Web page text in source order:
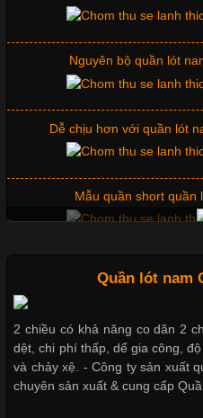
Những Mẫu Áo Thun
Chuộng
Cập nhật 2026-
Trong môi trường kinh doanh
chuyên nghiệp đóng vai trò
doanh nghiệp. Một trong
đơn vị lựa chọn hiện nay là sử
Không chỉ giúp tạo sự đồng bộ,
Chất Liệu Lycra Có Gì Đặc
Cập nhật 2026-
Vải Lycra Là Gì? Chất Liệu
Nguyên bộ quần lót
Dễ chịu hơn với quần lót
Mẫu quần short quần
Thị hiều quần lót
Xu hướng thời trang
Giặt và bảo quản
Quần lót nam
2 chiều có khả năng co dãn 2
dệt, chi phí thấp, dể gia công,
và chảy xệ. - Công ty sản xuất
chuyên sản xuất & cung cấp